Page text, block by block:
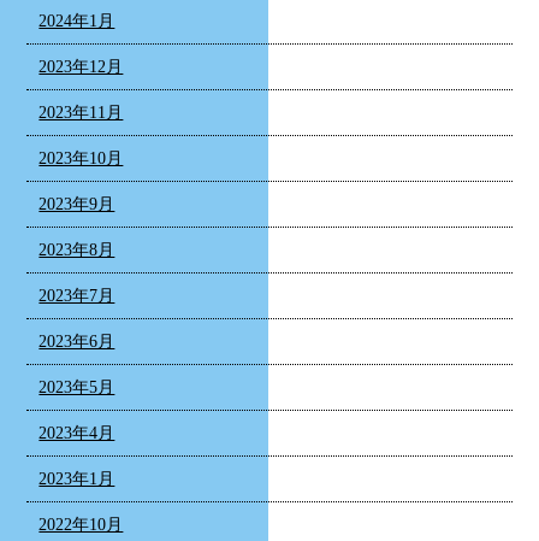
2024年1月
2023年12月
2023年11月
2023年10月
2023年9月
2023年8月
2023年7月
2023年6月
2023年5月
2023年4月
2023年1月
2022年10月